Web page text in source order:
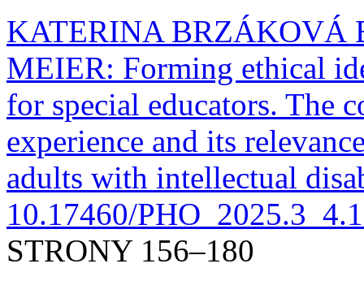
KATERINA BRZÁKOVÁ
MEIER: Forming ethical
for special educators. The
experience and its
adults with intellectual
10.17460/
STRONY 156–180